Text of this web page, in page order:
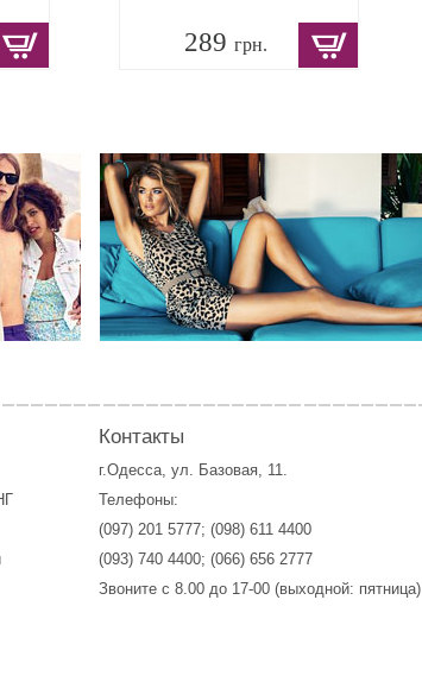
289 грн.
Контакты
г.Одесса, ул. Базовая, 11.
Телефоны:
(097) 201 5777; (098) 611 4400
(093) 740 4400; (066) 656 2777
Звоните с 8.00 до 17-00 (выходной: пятница)